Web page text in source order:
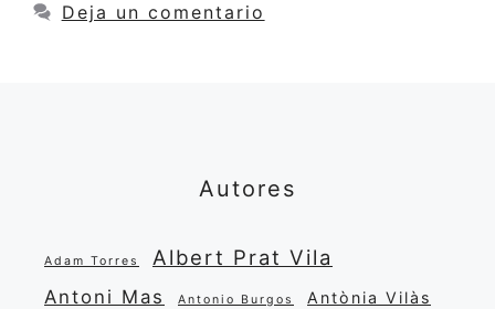
Deja un comentario
Autores
Adam Torres Albert Prat Vila
Antoni Mas Antonio Burgos Antònia Vilàs